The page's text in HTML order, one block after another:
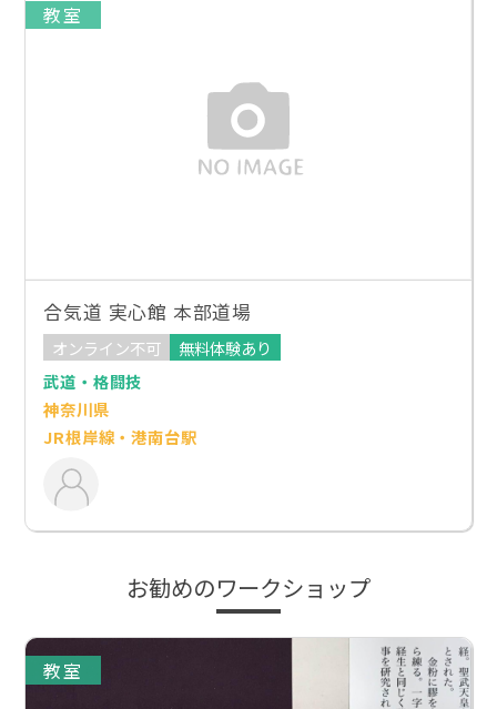
教室
合気道 実心館 本部道場
オンライン不可
無料体験あり
武道・格闘技
神奈川県
JR根岸線・港南台駅
お勧めのワークショップ
教室